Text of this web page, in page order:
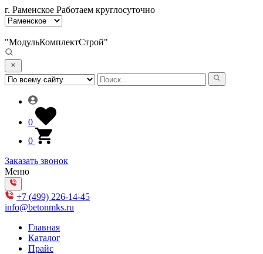
г. Раменское Работаем круглосуточно
"МодульКомплектСтрой"
0
0
Заказать звонок
Меню
+7 (499) 226-14-45
info@betonmks.ru
Главная
Каталог
Прайс